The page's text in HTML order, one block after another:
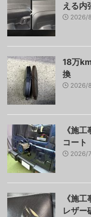
える内
2026/
18万
換
2026/
《施
コート
2026/
《施
レザー